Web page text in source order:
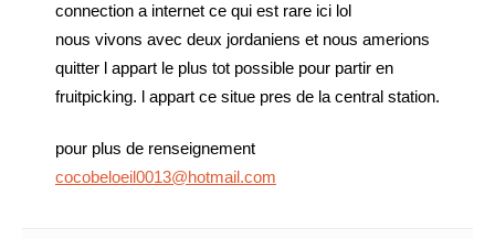
connection a internet ce qui est rare ici lol
nous vivons avec deux jordaniens et nous amerions
quitter l appart le plus tot possible pour partir en
fruitpicking. l appart ce situe pres de la central station.
pour plus de renseignement
cocobeloeil0013@hotmail.com